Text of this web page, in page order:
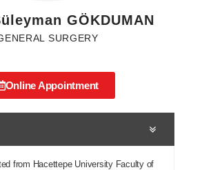
GÖKDUMAN
SURGERY
Online Appointment
from Hacettepe University Faculty of